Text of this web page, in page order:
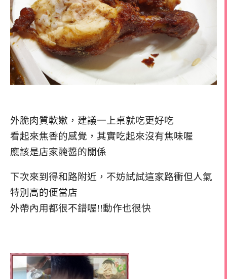
外脆肉質軟嫰，建議一上桌就吃更好吃
看起來焦香的感覺，其實吃起來沒有焦味喔
應該是店家醃醬的關係
下次來到得和路附近，不妨試試這家路衝但人氣
特別高的便當店
外帶內用都很不錯喔!!動作也很快